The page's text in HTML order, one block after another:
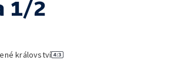
1/2
království